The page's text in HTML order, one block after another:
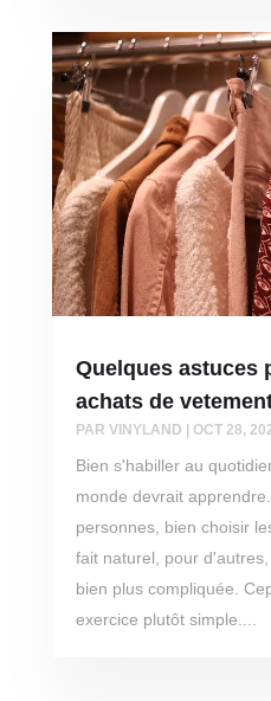
Quelques astuces
achats de
PAR VINYLAND OCT 28,
Bien s'habiller au
monde devrait
personnes, bien choisir
fait naturel, pour
bien plus compliquée.
exercice plutôt simple....